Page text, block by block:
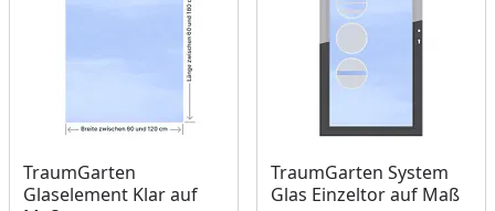
TraumGarten
Glaselement Klar auf
TraumGarten System
Glas Einzeltor auf Maß